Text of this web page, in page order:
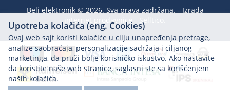
Beli elektronik © 2026. Sva prava zadržana. - Izrada
internet prodavnice
Selltico.
Upotreba kolačića (eng. Cookies)
Ovaj web sajt koristi kolačiće u cilju unapređenja pretrage,
analize saobraćaja, personalizacije sadržaja i ciljanog
marketinga, da pruži bolje korisničko iskustvo. Ako nastavite
da koristite naše web stranice, saglasni ste sa korišćenjem
naših kolačića.